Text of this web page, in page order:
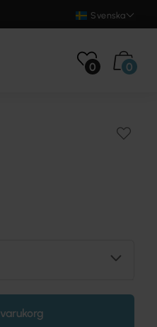
Svenska
0 0